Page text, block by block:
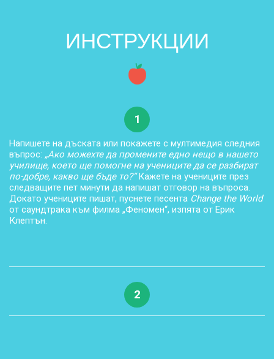
ИНСТРУКЦИИ
1
Напишете на дъската или покажете с мултимедия следния
въпрос: „Ако можехте да промените едно нещо в нашето
училище, което ще помогне на учениците да се разбират
по-добре, какво ще бъде то?“Кажете на учениците през
следващите пет минути да напишат отговор на въпроса.
Докато учениците пишат, пуснете песента Change the World
от саундтрака към филма „Феномен“, изпята от Ерик
Клептън.
2